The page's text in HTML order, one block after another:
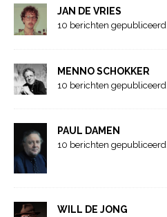
JAN DE VRIES
10 berichten gepubliceerd
MENNO SCHOKKER
10 berichten gepubliceerd
PAUL DAMEN
10 berichten gepubliceerd
WILL DE JONG